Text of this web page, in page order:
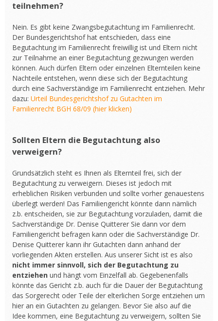
teilnehmen?
Nein. Es gibt keine Zwangsbegutachtung im Familienrecht.
Der Bundesgerichtshof hat entschieden, dass eine
Begutachtung im Familienrecht freiwillig ist und Eltern nicht
zur Teilnahme an einer Begutachtung gezwungen werden
können. Auch dürfen Eltern oder einzelnen Elternteilen keine
Nachteile entstehen, wenn diese sich der Begutachtung
durch eine Sachverständige im Familienrecht entziehen. Mehr
dazu: Urteil Bundesgerichtshof zu Gutachten im
Familienrecht BGH 68/09 (hier klicken)
Sollten Eltern die Begutachtung also
verweigern?
Grundsätzlich steht es Ihnen als Elternteil frei, sich der
Begutachtung zu verweigern. Dieses ist jedoch mit
erheblichen Risiken verbunden und sollte vorher genauestens
überlegt werden! Das Familiengericht könnte dann nämlich
z.b. entscheiden, sie zur Begutachtung vorzuladen, damit die
Sachverständige Dr. Denise Quitterer Sie dann vor dem
Familiengericht befragen kann oder die Sachverständige Dr.
Denise Quitterer kann ihr Gutachten dann anhand der
vorliegenden Akten erstellen. Aus unserer Sicht ist es also
nicht immer sinnvoll, sich der Begutachtung zu
entziehen und hängt vom Einzelfall ab. Gegebenenfalls
könnte das Gericht z.b. auch für die Dauer der Begutachtung
das Sorgerecht oder Teile der elterlichen Sorge entziehen um
hier an ein Gutachten zu gelangen. Bevor Sie also auf die
Idee kommen, eine Begutachtung zu verweigern, sollten Sie